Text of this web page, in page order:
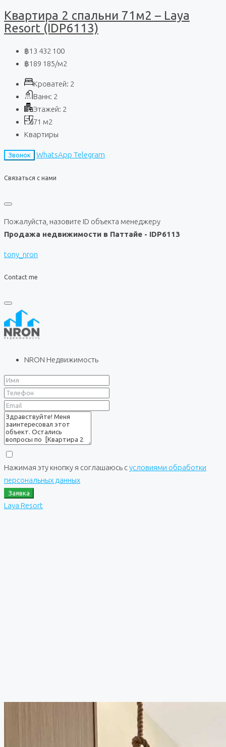
Квартира 2 спальни 71м2 – Laya
Resort (IDP6113)
฿13 432 100
฿189 185/м2
Кроватей: 2
Ванн: 2
Этажей: 2
71 м2
Квартиры
Звонок WhatsApp Telegram
Связаться с нами
Пожалуйста, назовите ID объекта менеджеру
Продажа недвижимости в Паттайе - IDP6113
tony_nron
Contact me
NRON Недвижимость
Нажимая эту кнопку я соглашаюсь сусловиями обработки
персональных данных
Заявка
Laya Resort